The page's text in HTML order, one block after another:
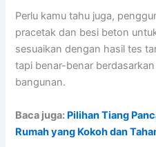
Perlu kamu tahu juga,
pracetak dan besi beton
sesuaikan dengan hasil tes
tapi benar-benar
bangunan.
Baca juga: Pilihan Tiang
Rumah yang Kokoh dan